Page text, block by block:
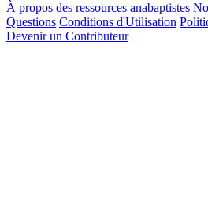
À propos des ressources anabaptistes
Questions Conditions d'Utilisation
Devenir un Contributeur